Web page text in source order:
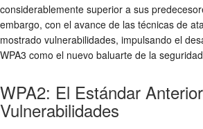
considerablemente superior a sus
embargo, con el avance de las técnicas de
mostrado vulnerabilidades, impulsando el
WPA3 como el nuevo baluarte de la
WPA2: El Estándar
Vulnerabilidades